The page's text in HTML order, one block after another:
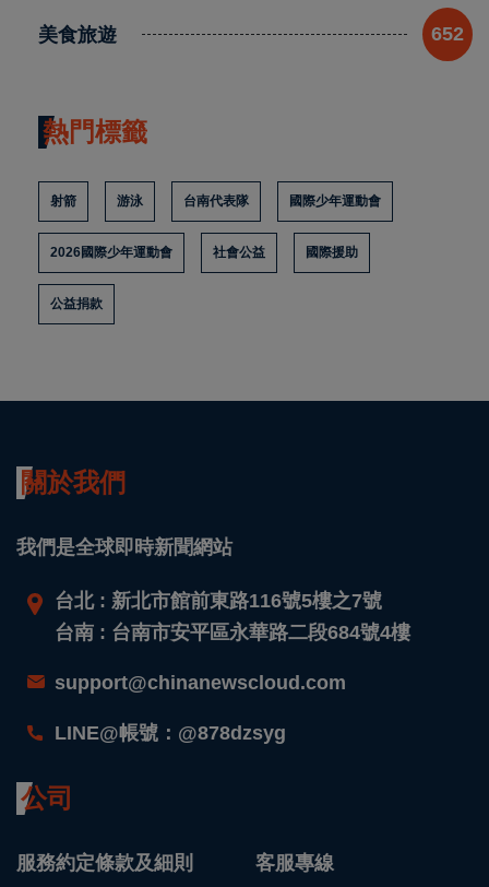
美食旅遊 652
熱門標籤
射箭 游泳 台南代表隊 國際少年運動會
2026國際少年運動會 社會公益 國際援助
公益捐款
關於我們
我們是全球即時新聞網站
台北 : 新北市館前東路116號5樓之7號
台南 : 台南市安平區永華路二段684號4樓
support@chinanewscloud.com
LINE@帳號：@878dzsyg
公司
服務約定條款及細則
客服專線